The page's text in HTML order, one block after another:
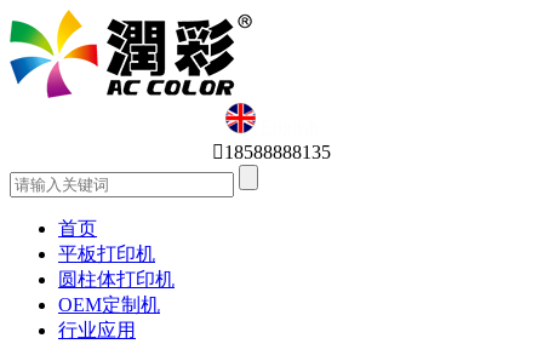
English
18588888135
首页
平板打印机
圆柱体打印机
OEM定制机
行业应用